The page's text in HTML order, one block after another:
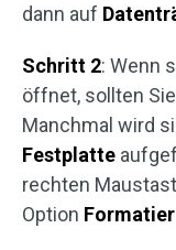
dann auf
Schritt 2: Wenn
öffnet, sollten
Manchmal wird
Festplatte
rechten
Option